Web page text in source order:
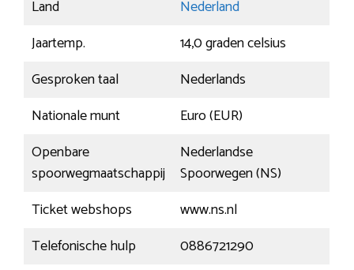
Land
Nederland
Jaartemp.
14,0 graden celsius
Gesproken taal
Nederlands
Nationale munt
Euro (EUR)
Openbare
spoorwegmaatschappij
Nederlandse
Spoorwegen (NS)
Ticket webshops
www.ns.nl
Telefonische hulp
0886721290